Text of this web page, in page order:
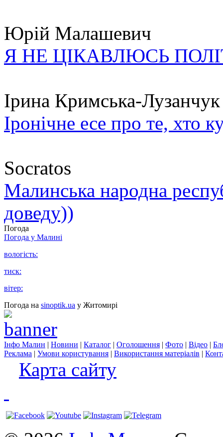
Юрій Малашевич
Я НЕ ЦІКАВЛЮСЬ
Ірина Кримська-Лузанчук
Іронічне есе про те, хто
Socratos
Малинська народна
доведу))
Погода
Погода у Малині
вологість:
тиск:
вітер:
Погода на sinoptik.ua у Житомирі
Інфо Малин | Новини | Каталог | Оголошення | Фото | Відео |
Реклама | Умови користування | Використання матеріалів |
Карта сайту